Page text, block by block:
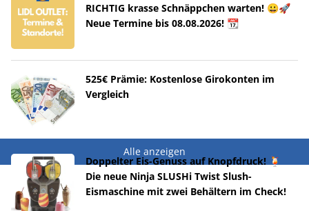
RICHTIG krasse Schnäppchen warten! 😀🚀
Neue Termine bis 08.08.2026! 📆
525€ Prämie: Kostenlose Girokonten im
Vergleich
Alle anzeigen
Doppelter Eis-Genuss auf Knopfdruck! 🍹
Die neue Ninja SLUSHi Twist Slush-
Eismaschine mit zwei Behältern im Check!